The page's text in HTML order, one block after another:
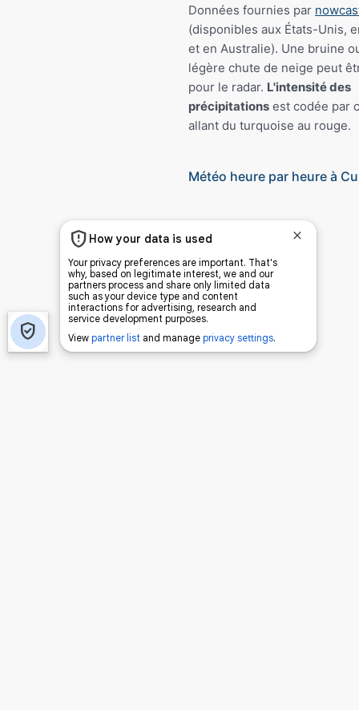
Données fournies par
(disponibles aux États-Unis,
et en Australie). Une bruine
légère chute de neige peut
pour le radar. L'intensité des
précipitations est codée par
allant du turquoise au rouge.
Météo heure par heure à